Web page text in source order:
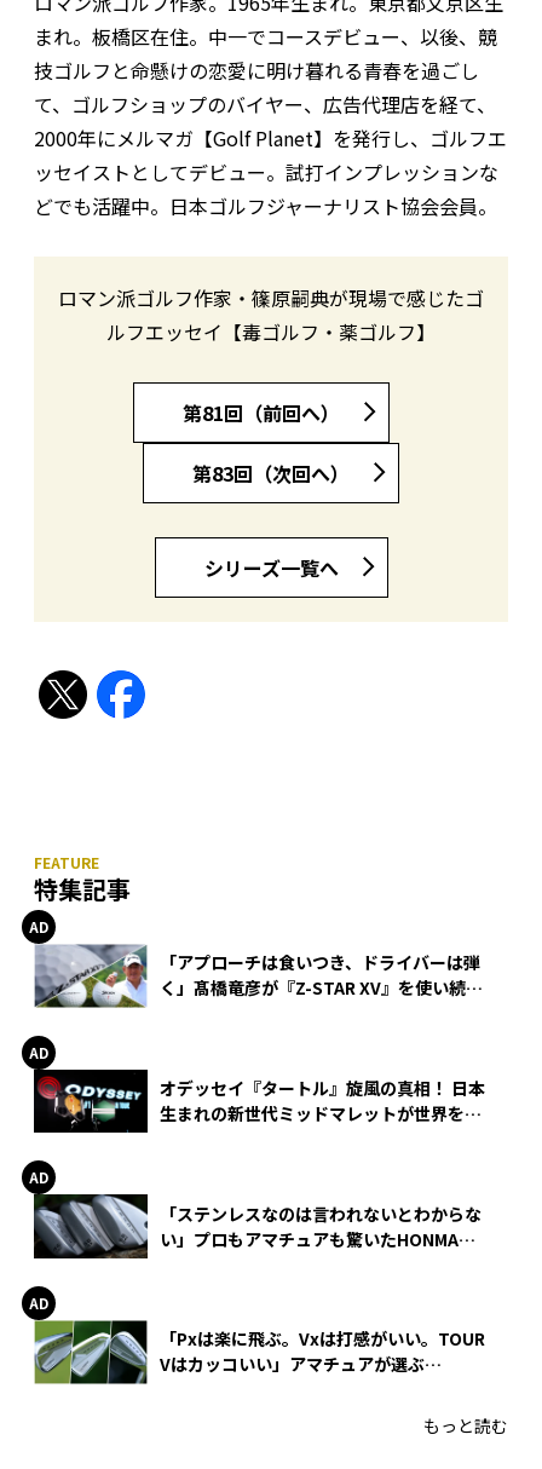
まれ。板橋区在住。中一でコースデビュー、以後、競
技ゴルフと命懸けの恋愛に明け暮れる青春を過ごし
て、ゴルフショップのバイヤー、広告代理店を経て、
2000年にメルマガ【Golf Planet】を発行し、ゴルフエ
ッセイストとしてデビュー。試打インプレッションな
どでも活躍中。日本ゴルフジャーナリスト協会会員。
ロマン派ゴルフ作家・篠原嗣典が現場で感じたゴ
ルフエッセイ【毒ゴルフ・薬ゴルフ】
第81回（前回へ）
第83回（次回へ）
シリーズ一覧へ
特集記事
「アプローチは食いつき、ドライバーは弾
く」髙橋竜彦が『Z-STAR XV』を使い続け
オデッセイ『タートル』旋風の真相！ 日本
生まれの新世代ミッドマレットが世界を席
「ステンレスなのは言われないとわからな
い」プロもアマチュアも驚いたHONMA
「Pxは楽に飛ぶ。Vxは打感がいい。TOUR
Vはカッコいい」アマチュアが選ぶ
もっと読む